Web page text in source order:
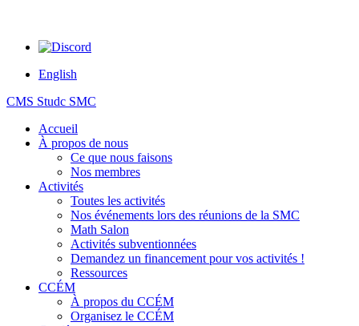
English
CMS Studc SMC
Accueil
À propos de nous
Ce que nous faisons
Nos membres
Activités
Toutes les activités
Nos événements lors des réunions de la SMC
Math Salon
Activités subventionnées
Demandez un financement pour vos activités !
Ressources
CCÉM
À propos du CCÉM
Organisez le CCÉM